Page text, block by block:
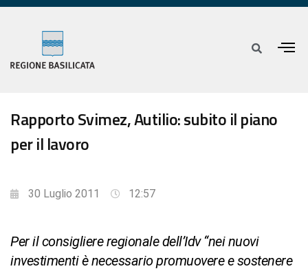
Rapporto Svimez, Autilio: subito il piano
per il lavoro
30 Luglio 2011 12:57
Per il consigliere regionale dell’Idv “nei nuovi
investimenti è necessario promuovere e sostenere